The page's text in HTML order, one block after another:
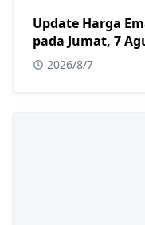
Update Harga
pada Jumat, 7
2026/8/7